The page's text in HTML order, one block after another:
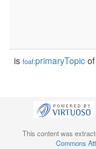
is foaf:primaryTopic of
This content was
Commons